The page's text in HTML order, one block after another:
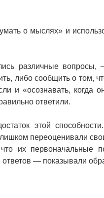
о мыслях» и
различные вопросы,
либо сообщить о том,
и «осознавать, когда
ответили.
этой
переоценивали
их первоначальные
— показывали